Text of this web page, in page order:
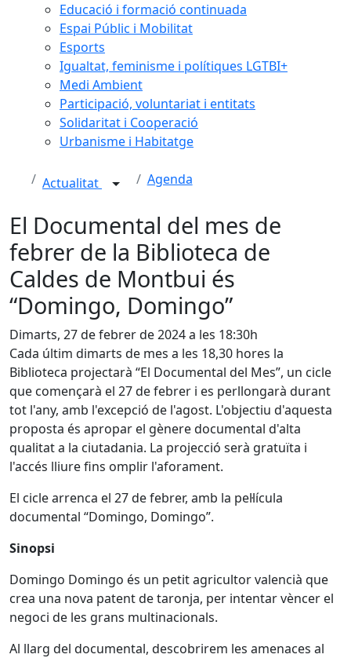
Educació i formació continuada
Espai Públic i Mobilitat
Esports
Igualtat, feminisme i polítiques LGTBI+
Medi Ambient
Participació, voluntariat i entitats
Solidaritat i Cooperació
Urbanisme i Habitatge
Actualitat Agenda
El Documental del mes de
febrer de la Biblioteca de
Caldes de Montbui és
“Domingo, Domingo”
Dimarts, 27 de febrer de 2024 a les 18:30h
Cada últim dimarts de mes a les 18,30 hores la
Biblioteca projectarà “El Documental del Mes”, un cicle
que començarà el 27 de febrer i es perllongarà durant
tot l'any, amb l'excepció de l'agost. L'objectiu d'aquesta
proposta és apropar el gènere documental d'alta
qualitat a la ciutadania. La projecció serà gratuïta i
l'accés lliure fins omplir l'aforament.
El cicle arrenca el 27 de febrer, amb la pel·lícula
documental “Domingo, Domingo”.
Sinopsi
Domingo Domingo és un petit agricultor valencià que
crea una nova patent de taronja, per intentar vèncer el
negoci de les grans multinacionals.
Al llarg del documental, descobrirem les amenaces al